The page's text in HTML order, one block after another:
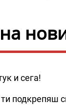
и сега!
ти подкрепяш